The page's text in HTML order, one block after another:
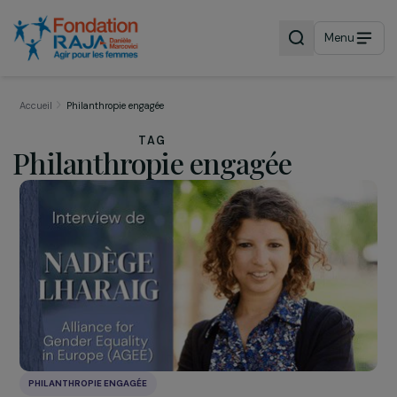
Menu
TAG
Philanthropie engagée